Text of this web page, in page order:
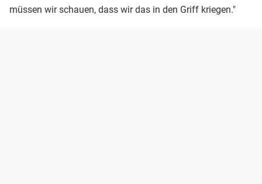
müssen wir schauen, dass wir das in den Griff kriegen."